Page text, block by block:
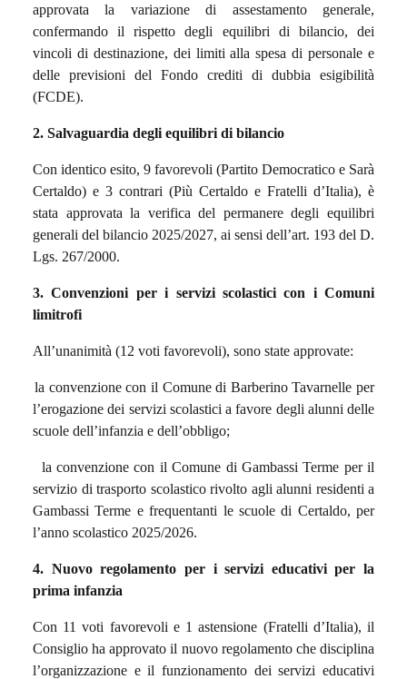
approvata la variazione di assestamento generale,
confermando il rispetto degli equilibri di bilancio, dei
vincoli di destinazione, dei limiti alla spesa di personale e
delle previsioni del Fondo crediti di dubbia esigibilità
(FCDE).
2. Salvaguardia degli equilibri di bilancio
Con identico esito, 9 favorevoli (Partito Democratico e Sarà
Certaldo) e 3 contrari (Più Certaldo e Fratelli d’Italia), è
stata approvata la verifica del permanere degli equilibri
generali del bilancio 2025/2027, ai sensi dell’art. 193 del D.
Lgs. 267/2000.
3. Convenzioni per i servizi scolastici con i Comuni
limitrofi
All’unanimità (12 voti favorevoli), sono state approvate:
la convenzione con il Comune di Barberino Tavarnelle per
l’erogazione dei servizi scolastici a favore degli alunni delle
scuole dell’infanzia e dell’obbligo;
la convenzione con il Comune di Gambassi Terme per il
servizio di trasporto scolastico rivolto agli alunni residenti a
Gambassi Terme e frequentanti le scuole di Certaldo, per
l’anno scolastico 2025/2026.
4. Nuovo regolamento per i servizi educativi per la
prima infanzia
Con 11 voti favorevoli e 1 astensione (Fratelli d’Italia), il
Consiglio ha approvato il nuovo regolamento che disciplina
l’organizzazione e il funzionamento dei servizi educativi